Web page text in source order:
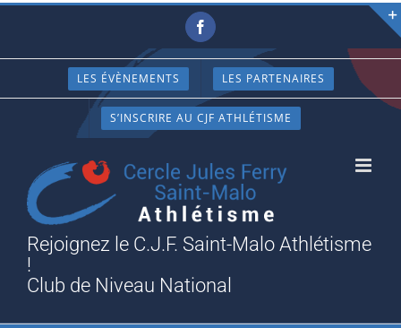
Passer
contenu
Facebook
LES ÉVÈNEMENTS LES PARTENAIRES
S’INSCRIRE AU CJF ATHLÉTISME
Rejoignez le C.J.F. Saint-Malo Athlétisme
!
Club de Niveau National